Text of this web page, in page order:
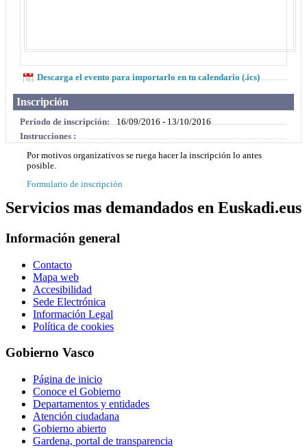
Descarga el evento para importarlo en tu calendario (.ics)
Inscripción
Periodo de inscripción:
16/09/2016 - 13/10/2016
Instrucciones :
Por motivos organizativos se ruega hacer la inscripción lo antes
posible.
Formulario de inscripción
Servicios mas demandados en Euskadi.eus
Información general
Contacto
Mapa web
Accesibilidad
Sede Electrónica
Información Legal
Política de cookies
Gobierno Vasco
Página de inicio
Conoce el Gobierno
Departamentos y entidades
Atención ciudadana
Gobierno abierto
Gardena, portal de transparencia